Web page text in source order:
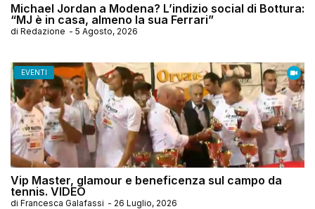
Michael Jordan a Modena? L’indizio social di Bottura:
“MJ è in casa, almeno la sua Ferrari”
di Redazione - 5 Agosto, 2026
EVENTI
Vip Master, glamour e beneficenza sul campo da
tennis. VIDEO
di Francesca Galafassi - 26 Luglio, 2026